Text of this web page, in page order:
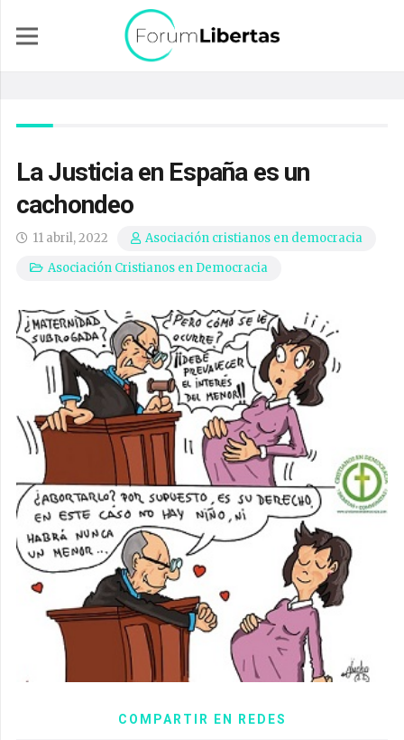
La Justicia en España es un
cachondeo
11 abril, 2022
Asociación cristianos en democracia
Asociación Cristianos en Democracia
COMPARTIR EN REDES